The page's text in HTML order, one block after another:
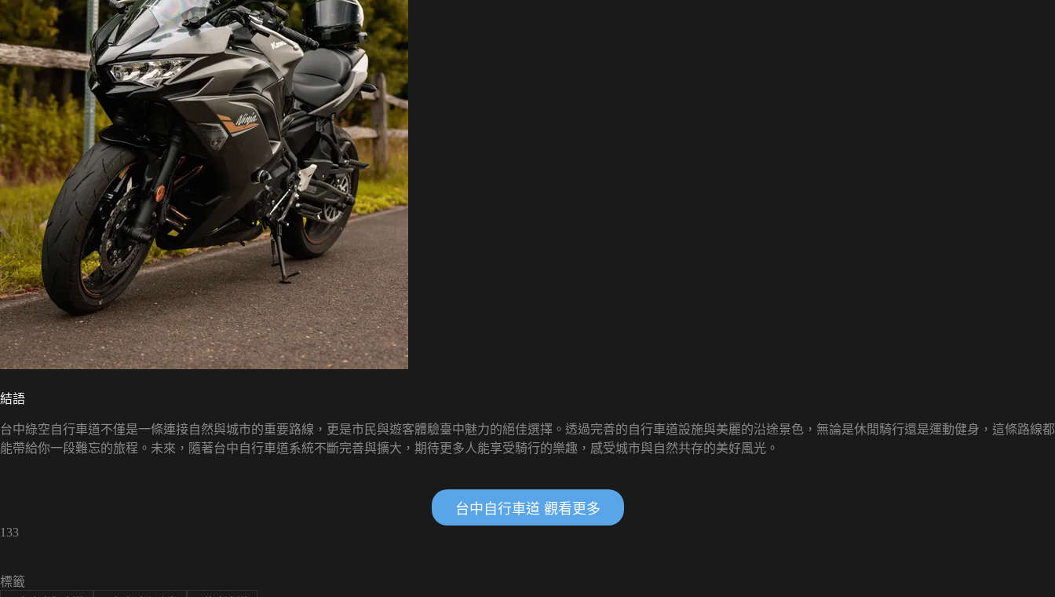
結語
台中綠空自行車道不僅是一條連接自然與城市的重要路線，更是市民與遊客體驗臺中魅力的絕佳選擇。透過完善的自行車道設施與美麗的沿途景色，無論是休閒騎行還是運動健身，這條路線都
能帶給你一段難忘的旅程。未來，隨著台中自行車道系統不斷完善與擴大，期待更多人能享受騎行的樂趣，感受城市與自然共存的美好風光。
台中自行車道 觀看更多
133
標籤